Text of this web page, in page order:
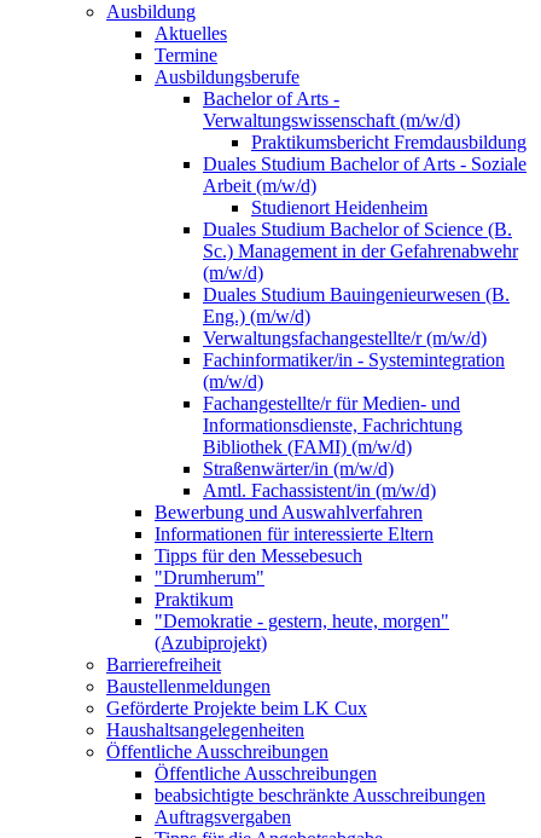
Ausbildung
Aktuelles
Termine
Ausbildungsberufe
Bachelor of Arts -
Verwaltungswissenschaft (m/w/d)
Praktikumsbericht Fremdausbildung
Duales Studium Bachelor of Arts - Soziale
Arbeit (m/w/d)
Studienort Heidenheim
Duales Studium Bachelor of Science (B.
Sc.) Management in der Gefahrenabwehr
(m/w/d)
Duales Studium Bauingenieurwesen (B.
Eng.) (m/w/d)
Verwaltungsfachangestellte/r (m/w/d)
Fachinformatiker/in - Systemintegration
(m/w/d)
Fachangestellte/r für Medien- und
Informationsdienste, Fachrichtung
Bibliothek (FAMI) (m/w/d)
Straßenwärter/in (m/w/d)
Amtl. Fachassistent/in (m/w/d)
Bewerbung und Auswahlverfahren
Informationen für interessierte Eltern
Tipps für den Messebesuch
"Drumherum"
Praktikum
"Demokratie - gestern, heute, morgen"
(Azubiprojekt)
Barrierefreiheit
Baustellenmeldungen
Geförderte Projekte beim LK Cux
Haushaltsangelegenheiten
Öffentliche Ausschreibungen
Öffentliche Ausschreibungen
beabsichtigte beschränkte Ausschreibungen
Auftragsvergaben